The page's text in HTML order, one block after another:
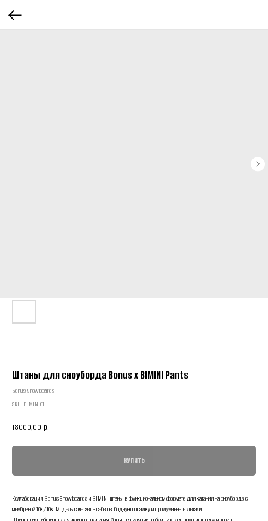
Штаны для сноуборда Bonus x BIMINI Pants
Бonus Snowboards
SKU: BIMINI01
18000,00 р.
КУПИТЬ
Коллаборация Bonus Snowboards и BIMINI штаны в функциональном формате для катания на сноуборде с
мембраной 10к/10к. Модель сочетает в себе свободную посадку и продуманные детали.